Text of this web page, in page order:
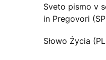
Sveto pismo v
in Pregovori
Słowo Życia